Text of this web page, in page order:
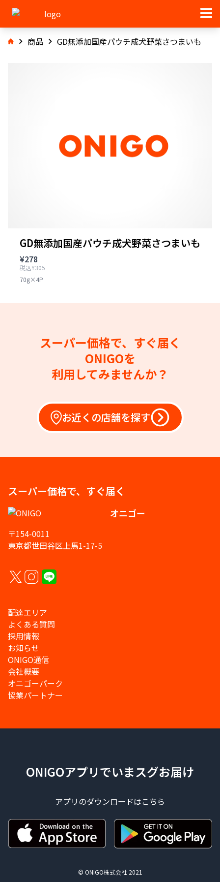
商品 GD無添加国産パウチ成犬野菜さつまいも
GD無添加国産パウチ成犬野菜さつまいも
¥278
税込¥305
70g×4P
スーパー価格で、すぐ届く
ONIGOを
利用してみませんか？
お近くの店舗を探す
スーパー価格で、すぐ届く
オニゴー
〒154-0011
東京都世田谷区上馬1-17-5
配達エリア
よくある質問
採用情報
お知らせ
ONIGO通信
会社概要
オニゴーパーク
協業パートナー
ONIGOアプリでいまスグお届け
アプリのダウンロードはこちら
© ONIGO株式会社 2021